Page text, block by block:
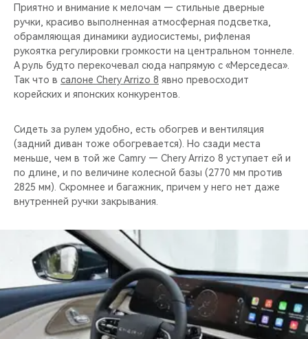
Приятно и внимание к мелочам — стильные дверные
ручки, красиво выполненная атмосферная подсветка,
обрамляющая динамики аудиосистемы, рифленая
рукоятка регулировки громкости на центральном тоннеле.
А руль будто перекочевал сюда напрямую с «Мерседеса».
Так что в салоне Chery Arrizo 8 явно превосходит
корейских и японских конкурентов.
Сидеть за рулем удобно, есть обогрев и вентиляция
(задний диван тоже обогревается). Но сзади места
меньше, чем в той же Camry — Chery Arrizo 8 уступает ей и
по длине, и по величине колесной базы (2770 мм против
2825 мм). Скромнее и багажник, причем у него нет даже
внутренней ручки закрывания.